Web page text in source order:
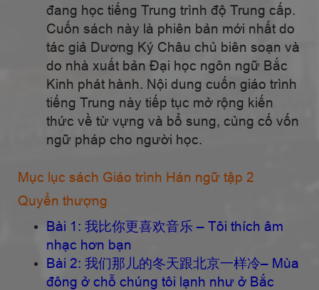
đang học tiếng Trung trình độ Trung cấp.
Cuốn sách này là phiên bản mới nhất do
tác giả Dương Ký Châu chủ biên soạn và
do nhà xuất bản Đại học ngôn ngữ Bắc
Kinh phát hành. Nội dung cuốn giáo trình
tiếng Trung này tiếp tục mở rộng kiến
thức về từ vựng và bổ sung, củng cố vốn
ngữ pháp cho người học.
Mục lục sách Giáo trình Hán ngữ tập 2
Quyển thượng
Bài 1: 我比你更喜欢音乐 – Tôi thích âm
nhạc hơn bạn
Bài 2: 我们那儿的冬天跟北京一样冷– Mùa
đông ở chỗ chúng tôi lạnh như ở Bắc